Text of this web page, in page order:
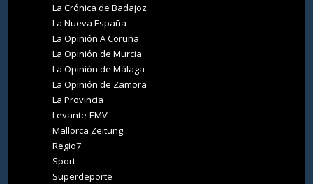
La Crónica de Badajoz
La Nueva España
La Opinión A Coruña
La Opinión de Murcia
La Opinión de Málaga
La Opinión de Zamora
La Provincia
Levante-EMV
Mallorca Zeitung
Regio7
Sport
Superdeporte